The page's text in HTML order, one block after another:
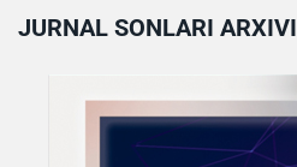
JURNAL SONLARI ARXIVI